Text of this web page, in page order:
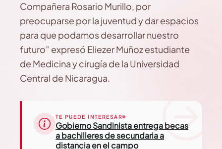
Compañera Rosario Murillo, por
preocuparse por la juventud y dar espacios
para que podamos desarrollar nuestro
futuro” expresó Eliezer Muñoz estudiante
de Medicina y cirugía de la Universidad
Central de Nicaragua.
TE PUEDE INTERESAR
Gobierno Sandinista entrega becas
a bachilleres de secundaria a
distancia en el campo